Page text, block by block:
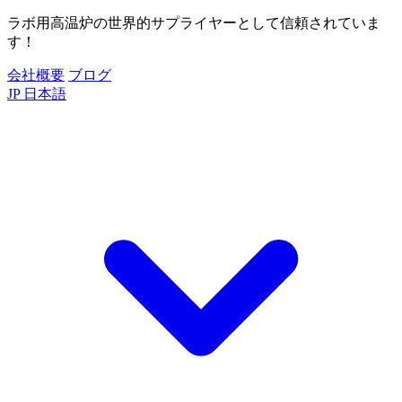
ラボ用高温炉の世界的サプライヤーとして信頼されていま
す！
会社概要 ブログ
JP 日本語